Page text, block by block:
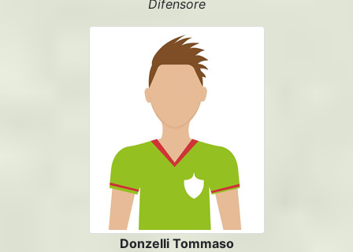
Difensore
Donzelli Tommaso